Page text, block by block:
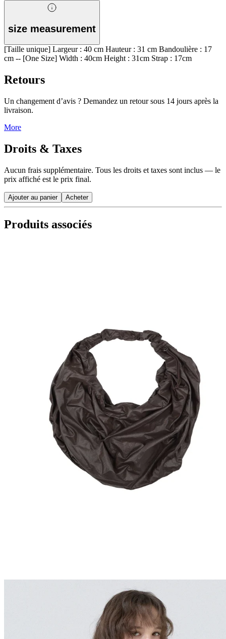
size measurement
[Taille unique] Largeur : 40 cm Hauteur : 31 cm Bandoulière : 17
cm -- [One Size] Width : 40cm Height : 31cm Strap : 17cm
Retours
Un changement d’avis ? Demandez un retour sous 14 jours après la
livraison.
More
Droits & Taxes
Aucun frais supplémentaire. Tous les droits et taxes sont inclus — le
prix affiché est le prix final.
Ajouter au panier Acheter
Produits associés